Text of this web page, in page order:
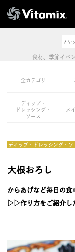
食材、季節イベ
全カテゴリ
ディップ・
ドレッシング・
ソース
メ
ディップ・ドレッシング・ソ
大根おろし
からあげなど毎日の食
▷▷作り方をご紹介し